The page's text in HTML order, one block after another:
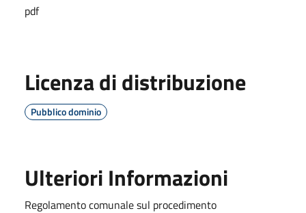
pdf
Licenza di distribuzione
Pubblico dominio
Ulteriori Informazioni
Regolamento comunale sul procedimento